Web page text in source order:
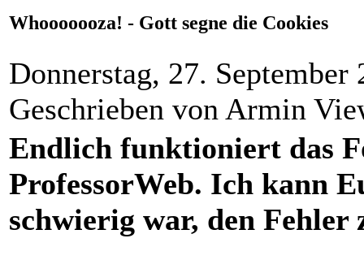
Whooooooza! - Gott segne die Cookies
Donnerstag, 27. September
Geschrieben von Armin
Endlich funktioniert das
ProfessorWeb. Ich kann
schwierig war, den Fehler